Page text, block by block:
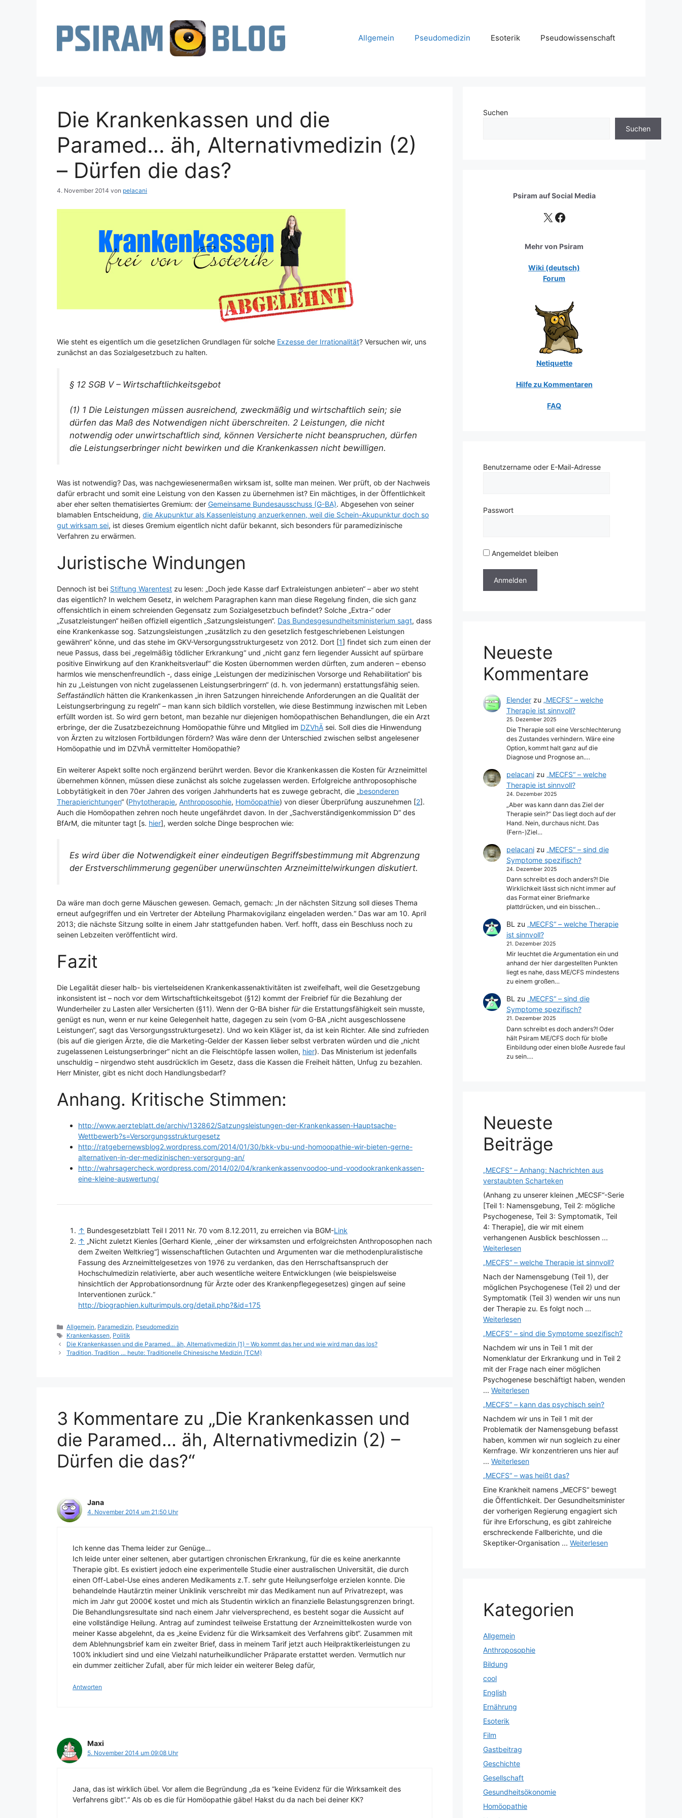
Allgemein Pseudomedizin Esoterik Pseudowissenschaft
Die Krankenkassen und die
Paramed… äh, Alternativmedizin (2)
– Dürfen die das?
4. November 2014 von pelacani
Wie steht es eigentlich um die gesetzlichen Grundlagen für solche Exzesse der Irrationalität? Versuchen wir, uns
zunächst an das Sozialgesetzbuch zu halten.
§ 12 SGB V – Wirtschaftlichkeitsgebot
(1) 1 Die Leistungen müssen ausreichend, zweckmäßig und wirtschaftlich sein; sie
dürfen das Maß des Notwendigen nicht überschreiten. 2 Leistungen, die nicht
notwendig oder unwirtschaftlich sind, können Versicherte nicht beanspruchen, dürfen
die Leistungserbringer nicht bewirken und die Krankenkassen nicht bewilligen.
Was ist notwendig? Das, was nachgewiesenermaßen wirksam ist, sollte man meinen. Wer prüft, ob der Nachweis
dafür erbracht und somit eine Leistung von den Kassen zu übernehmen ist? Ein mächtiges, in der Öffentlichkeit
aber eher selten thematisiertes Gremium: der Gemeinsame Bundesausschuss (G-BA). Abgesehen von seiner
blamablen Entscheidung, die Akupunktur als Kassenleistung anzuerkennen, weil die Schein-Akupunktur doch so
gut wirksam sei, ist dieses Gremium eigentlich nicht dafür bekannt, sich besonders für paramedizinische
Verfahren zu erwärmen.
Juristische Windungen
Dennoch ist bei Stiftung Warentest zu lesen: „Doch jede Kasse darf Extraleistungen anbieten“ – aber wo steht
das eigentlich? In welchem Gesetz, in welchem Paragraphen kann man diese Regelung finden, die sich ganz
offensichtlich in einem schreienden Gegensatz zum Sozialgesetzbuch befindet? Solche „Extra-“ oder
„Zusatzleistungen“ heißen offiziell eigentlich „Satzungsleistungen“. Das Bundesgesundheitsministerium sagt, dass
eine Krankenkasse sog. Satzungsleistungen „zusätzlich zu den gesetzlich festgeschriebenen Leistungen
gewähren“ könne, und das stehe im GKV-Versorgungsstrukturgesetz von 2012. Dort [1] findet sich zum einen der
neue Passus, dass bei „regelmäßig tödlicher Erkrankung“ und „nicht ganz fern liegender Aussicht auf spürbare
positive Einwirkung auf den Krankheitsverlauf“ die Kosten übernommen werden dürften, zum anderen – ebenso
harmlos wie menschenfreundlich -, dass einige „Leistungen der medizinischen Vorsorge und Rehabilitation“ bis
hin zu „Leistungen von nicht zugelassenen Leistungserbringern“ (d. h. von jedermann) erstattungsfähig seien.
Seffaständlich hätten die Krankenkassen „in ihren Satzungen hinreichende Anforderungen an die Qualität der
Leistungserbringung zu regeln“ – man kann sich bildlich vorstellen, wie diese Bestimmung inzwischen mit Leben
erfüllt worden ist. So wird gern betont, man bezahle nur diejenigen homöopathischen Behandlungen, die ein Arzt
erbringe, der die Zusatzbezeichnung Homöopathie führe und Mitglied im DZVhÄ sei. Soll dies die Hinwendung
von Ärzten zu witzlosen Fortbildungen fördern? Was wäre denn der Unterschied zwischen selbst angelesener
Homöopathie und im DZVhÄ vermittelter Homöopathie?
Ein weiterer Aspekt sollte noch ergänzend berührt werden. Bevor die Krankenkassen die Kosten für Arzneimittel
übernehmen können, müssen diese zunächst als solche zugelassen werden. Erfolgreiche anthroposophische
Lobbytätigkeit in den 70er Jahren des vorigen Jahrhunderts hat es zuwege gebracht, die „besonderen
Therapierichtungen“ (Phytotherapie, Anthroposophie, Homöopathie) von dieser Überprüfung auszunehmen [2].
Auch die Homöopathen zehren noch heute ungefährdet davon. In der „Sachverständigenkommission D“ des
BfArM, die mitunter tagt [s. hier], werden solche Dinge besprochen wie:
Es wird über die Notwendigkeit einer eindeutigen Begriffsbestimmung mit Abgrenzung
der Erstverschlimmerung gegenüber unerwünschten Arzneimittelwirkungen diskutiert.
Da wäre man doch gerne Mäuschen gewesen. Gemach, gemach: „In der nächsten Sitzung soll dieses Thema
erneut aufgegriffen und ein Vertreter der Abteilung Pharmakovigilanz eingeladen werden.“ Das war am 10. April
2013; die nächste Sitzung sollte in einem Jahr stattgefunden haben. Verf. hofft, dass ein Beschluss noch zu
seinen Lebzeiten veröffentlicht wird.
Fazit
Die Legalität dieser halb- bis viertelseidenen Krankenkassenaktivitäten ist zweifelhaft, weil die Gesetzgebung
inkonsistent ist – noch vor dem Wirtschaftlichkeitsgebot (§12) kommt der Freibrief für die Bezahlung der
Wunderheiler zu Lasten aller Versicherten (§11). Wenn der G-BA bisher fürdie Erstattungsfähigkeit sein musste,
genügt es nun, wenn er nur keine Gelegenheit hatte, dagegen zu sein (vom G-BA „nicht ausgeschlossene
Leistungen“, sagt das Versorgungsstrukturgesetz). Und wo kein Kläger ist, da ist kein Richter. Alle sind zufrieden
(bis auf die gierigen Ärzte, die die Marketing-Gelder der Kassen lieber selbst verbraten würden und die „nicht
zugelassenen Leistungserbringer“ nicht an die Fleischtöpfe lassen wollen, hier). Das Ministerium ist jedenfalls
unschuldig – nirgendwo steht ausdrücklich im Gesetz, dass die Kassen die Freiheit hätten, Unfug zu bezahlen.
Herr Minister, gibt es nicht doch Handlungsbedarf?
Anhang. Kritische Stimmen:
http://www.aerzteblatt.de/archiv/132862/Satzungsleistungen-der-Krankenkassen-Hauptsache-
Wettbewerb?s=Versorgungsstrukturgesetz
http://ratgebernewsblog2.wordpress.com/2014/01/30/bkk-vbu-und-homoopathie-wir-bieten-gerne-
alternativen-in-der-medizinischen-versorgung-an/
http://wahrsagercheck.wordpress.com/2014/02/04/krankenkassenvoodoo-und-voodookrankenkassen-
eine-kleine-auswertung/
↑ Bundesgesetzblatt Teil I 2011 Nr. 70 vom 8.12.2011, zu erreichen via BGM-Link
↑ „Nicht zuletzt Kienles [Gerhard Kienle, „einer der wirksamsten und erfolgreichsten Anthroposophen nach
dem Zweiten Weltkrieg“] wissenschaftlichen Gutachten und Argumenten war die methodenpluralistische
Fassung des Arzneimittelgesetzes von 1976 zu verdanken, das den Herrschaftsanspruch der
Hochschulmedizin relativierte, aber auch wesentliche weitere Entwicklungen (wie beispielsweise
hinsichtlich der Approbationsordnung für Ärzte oder des Krankenpflegegesetzes) gingen auf seine
Interventionen zurück.“
http://biographien.kulturimpuls.org/detail.php?&id=175
Kategorien
Allgemein, Paramedizin, Pseudomedizin
Schlagwörter
Krankenkassen, Politik
Die Krankenkassen und die Paramed… äh, Alternativmedizin (1) – Wo kommt das her und wie wird man das los?
Tradition, Tradition … heute: Traditionelle Chinesische Medizin (TCM)
3 Kommentare zu „Die Krankenkassen und
die Paramed… äh, Alternativmedizin (2) –
Dürfen die das?“
Jana
4. November 2014 um 21:50 Uhr
Ich kenne das Thema leider zur Genüge…
Ich leide unter einer seltenen, aber gutartigen chronischen Erkrankung, für die es keine anerkannte
Therapie gibt. Es existiert jedoch eine experimentelle Studie einer australischen Universität, die durch
einen Off-Label-Use eines anderen Medikaments z.T. sehr gute Heilungserfolge erzielen konnte. Die
behandelnde Hautärztin meiner Uniklinik verschreibt mir das Medikament nun auf Privatrezept, was
mich im Jahr gut 2000€ kostet und mich als Studentin wirklich an finanzielle Belastungsgrenzen bringt.
Die Behandlungsresultate sind nach einem Jahr vielversprechend, es besteht sogar die Aussicht auf
eine vollständige Heilung. Antrag auf zumindest teilweise Erstattung der Arzneimittelkosten wurde von
meiner Kasse abgelehnt, da es „keine Evidenz für die Wirksamkeit des Verfahrens gibt“. Zusammen mit
dem Ablehnungsbrief kam ein zweiter Brief, dass in meinem Tarif jetzt auch Heilpraktikerleistungen zu
100% inkludiert sind und eine Vielzahl naturheilkundlicher Präparate erstattet werden. Vermutlich nur
ein dummer zeitlicher Zufall, aber für mich leider ein weiterer Beleg dafür,
Antworten
Maxi
5. November 2014 um 09:08 Uhr
Jana, das ist wirklich übel. Vor allem die Begründung „da es “keine Evidenz für die Wirksamkeit des
Verfahrens gibt”.“ Als ob es die für Homöopathie gäbe! Hakst du da nach bei deiner KK?
Suchen
Suchen
Psiram aufSocial Media
X Facebook
Mehr von Psiram
Wiki (deutsch)
Forum
Netiquette
Hilfe zu Kommentaren
FAQ
Benutzername oder E-Mail-Adresse
Passwort
Angemeldet bleiben
Neueste
Kommentare
Elenderzu „MECFS“ – welche
Therapie ist sinnvoll?
25. Dezember 2025
Die Therapie soll eine Verschlechterung
des Zustandes verhindern. Wäre eine
Option, kommt halt ganz auf die
Diagnose und Prognose an.…
pelacanizu „MECFS“ – welche
Therapie ist sinnvoll?
24. Dezember 2025
„Aber was kann dann das Ziel der
Therapie sein?“ Das liegt doch auf der
Hand. Nein, durchaus nicht. Das
(Fern-)Ziel…
pelacanizu „MECFS“ – sind die
Symptome spezifisch?
24. Dezember 2025
Dann schreibt es doch anders?! Die
Wirklichkeit lässt sich nicht immer auf
das Format einer Briefmarke
plattdrücken, und ein bisschen…
BL zu „MECFS“ – welche Therapie
ist sinnvoll?
21. Dezember 2025
Mir leuchtet die Argumentation ein und
anhand der hier dargestellten Punkten
liegt es nahe, dass ME/CFS mindestens
zu einem großen…
BL zu „MECFS“ – sind die
Symptome spezifisch?
21. Dezember 2025
Dann schreibt es doch anders?! Oder
hält Psiram ME/CFS doch für bloße
Einbildung oder einen bloße Ausrede faul
zu sein.…
Neueste
Beiträge
„MECFS“ – Anhang: Nachrichten aus
verstaubten Scharteken
(Anhang zu unserer kleinen „MECSF“-Serie
[Teil 1: Namensgebung, Teil 2: mögliche
Psychogenese, Teil 3: Symptomatik, Teil
4: Therapie], die wir mit einem
verhangenen Ausblick beschlossen ...
Weiterlesen
„MECFS“ – welche Therapie ist sinnvoll?
Nach der Namensgebung (Teil 1), der
möglichen Psychogenese (Teil 2) und der
Symptomatik (Teil 3) wenden wir uns nun
der Therapie zu. Es folgt noch ...
Weiterlesen
„MECFS“ – sind die Symptome spezifisch?
Nachdem wir uns in Teil 1 mit der
Nomenklatur der Erkrankung und in Teil 2
mit der Frage nach einer möglichen
Psychogenese beschäftigt haben, wenden
... Weiterlesen
„MECFS“ – kann das psychisch sein?
Nachdem wir uns in Teil 1 mit der
Problematik der Namensgebung befasst
haben, kommen wir nun sogleich zu einer
Kernfrage. Wir konzentrieren uns hier auf
... Weiterlesen
„MECFS“ – was heißt das?
Eine Krankheit namens „MECFS“ bewegt
die Öffentlichkeit. Der Gesundheitsminister
der vorherigen Regierung engagiert sich
für ihre Erforschung, es gibt zahlreiche
erschreckende Fallberichte, und die
Skeptiker-Organisation ... Weiterlesen
Kategorien
Allgemein
Anthroposophie
Bildung
cool
English
Ernährung
Esoterik
Film
Gastbeitrag
Geschichte
Gesellschaft
Gesundheitsökonomie
Homöopathie